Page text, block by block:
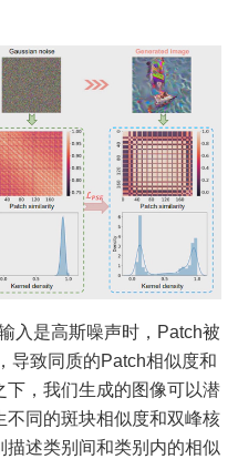
入是高斯噪声时，Patch被
导致同质的Patch相似度和
，我们生成的图像可以潜
同的斑块相似度和双峰核
述类别间和类别内的相似